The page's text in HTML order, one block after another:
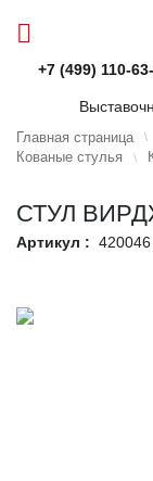
+7 (499) 110-
Главная страница
Кованые стулья
СТУЛ
Артикул : 420046